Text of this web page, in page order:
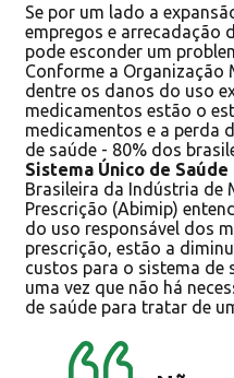
Se por um lado a
empregos e arrecadação
pode esconder um
Conforme a Organização
dentre os danos do uso
medicamentos estão o
medicamentos e a perda
de saúde - 80% dos
Sistema Único de Saúde
Brasileira da Indústria de
Prescrição (Abimip)
do uso responsável dos
prescrição, estão a
custos para o sistema de
uma vez que não há
de saúde para tratar de